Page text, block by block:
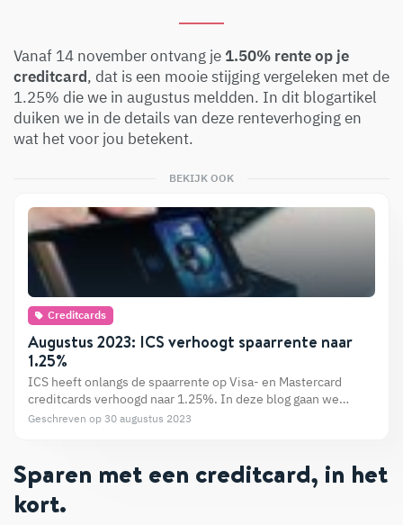
Vanaf 14 november ontvang je 1.50% rente op je
creditcard, dat is een mooie stijging vergeleken met de
1.25% die we in augustus meldden. In dit blogartikel
duiken we in de details van deze renteverhoging en
wat het voor jou betekent.
BEKIJK OOK
Creditcards
Augustus 2023: ICS verhoogt spaarrente naar
1.25%
ICS heeft onlangs de spaarrente op Visa- en Mastercard
creditcards verhoogd naar 1.25%. In deze blog gaan we
dieper in op wat deze verandering voor ICS-klanten betekent
Geschreven op 30 augustus 2023
Sparen met een creditcard, in het
kort.